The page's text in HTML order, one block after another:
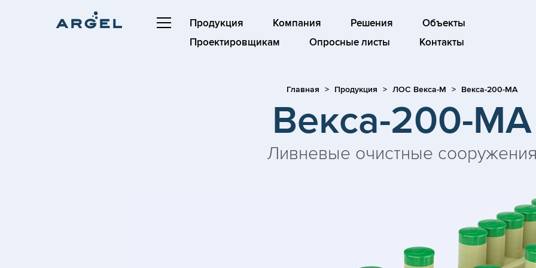
Продукция Компания Решения
Объекты
Проектировщикам
Опросные листы Контакты
Главная Продукция ЛОС Векса-М Векса-200-МА
Векса-200-МА
Ливневые очистные